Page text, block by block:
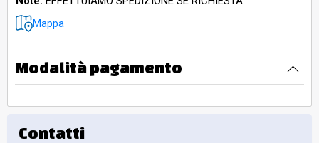
Mappa
Modalità pagamento
Contatti